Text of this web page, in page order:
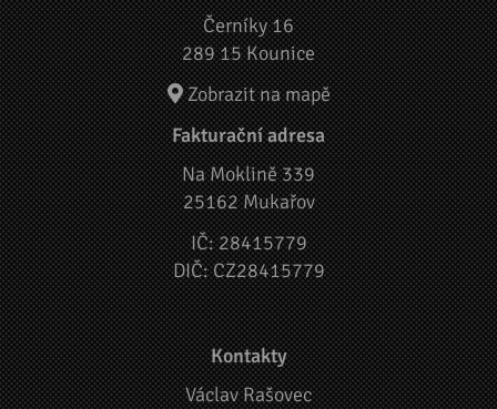
Černíky 16
289 15 Kounice
Zobrazit na mapě
Fakturační adresa
Na Moklině 339
25162 Mukařov
IČ: 28415779
DIČ: CZ28415779
Kontakty
Václav Rašovec